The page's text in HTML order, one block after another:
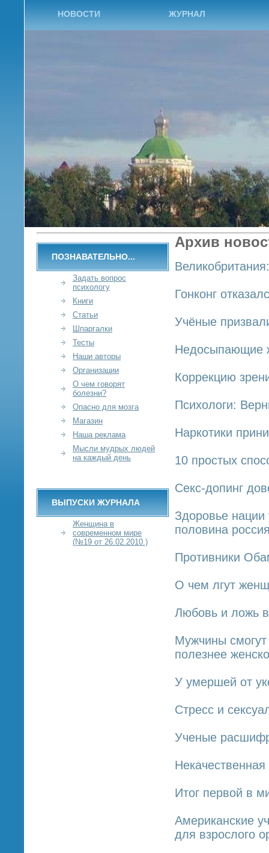
НОВОСТИ ЖУРНАЛ
Архив
Гонконг
Учёные
Недосыпающие
Коррекцию
Психологи:
Наркотики
10 простых
Секс-допинг
Здоровье нации
половина
Противники
О чем лгут
Любовь и ложь
Мужчины
полезнее
У умершей от
Стресс и
Ученые
Итог первой в
Американские
для взрослого
ПОЗНАВАТЕЛЬНО...
Задать вопрос
психологу
Книги
Статьи
Шпаргалки
Тесты
Наши авторы
Организации
О чем говорят
болезни?
Опасно для мозга
Магазин
Наша реклама
Мысли мудрых людей
на каждый день
ВЫПУСКИ ЖУРНАЛА
Женщина в
современном мире
(№19 от 26.02.2010.)